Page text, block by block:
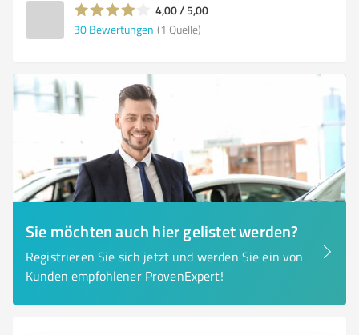
4,00 / 5,00
30 Bewertungen (1 Quelle)
Sie möchten auch hier gelistet werden?
Registrieren Sie sich jetzt und werden Sie ein von
Kunden empfohlener ProvenExpert!